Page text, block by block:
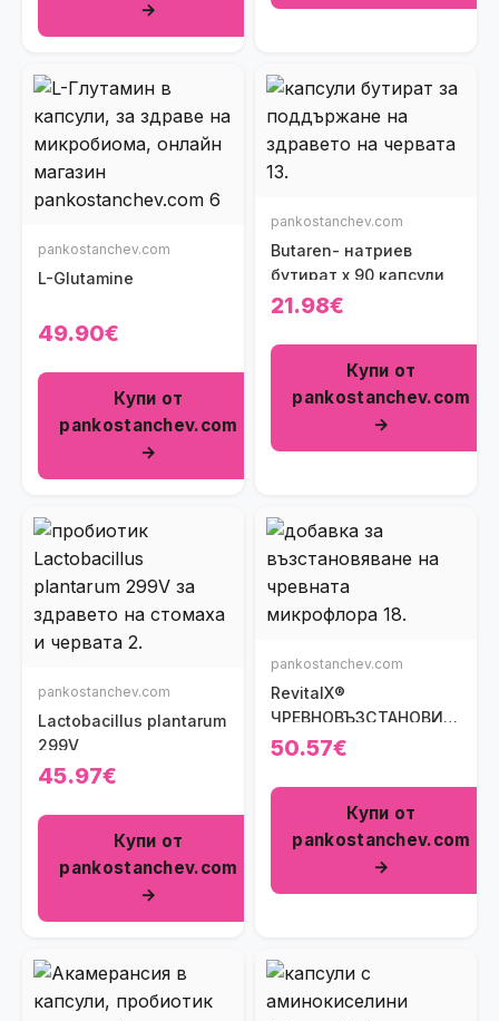
→
pankostanchev.com
L-Glutamine
49.90€
Купи от
pankostanchev.com
→
pankostanchev.com
Butaren- натриев
бутират х 90 капсули
21.98€
Купи от
pankostanchev.com
→
pankostanchev.com
Lactobacillus plantarum
299V
45.97€
Купи от
pankostanchev.com
→
pankostanchev.com
RevitalX®
ЧРЕВНОВЪЗСТАНОВИТЕЛНА
ФОРМУЛА
50.57€
Купи от
pankostanchev.com
→